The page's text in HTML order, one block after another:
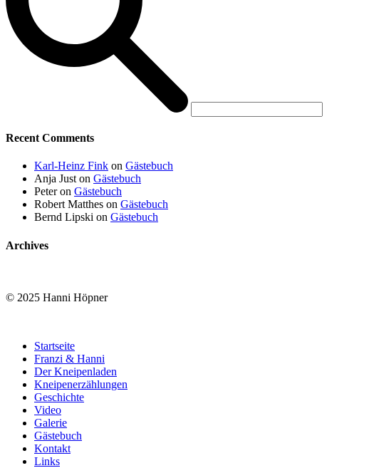
Recent Comments
Karl-Heinz Fink on Gästebuch
Anja Just on Gästebuch
Peteron Gästebuch
Robert Matthes on Gästebuch
Bernd Lipski on Gästebuch
Archives
© 2025 Hanni Höpner
Startseite
Franzi & Hanni
Der Kneipenladen
Kneipenerzählungen
Geschichte
Video
Galerie
Gästebuch
Kontakt
Links